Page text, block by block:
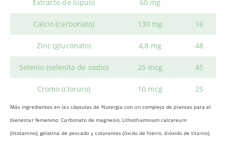
Extracto de lúpulo 60 mg
Calcio (carbonato) 130 mg 16
Zinc (gluconato) 4,8 mg 48
Selenio (selenita de sodio) 25 mcg 45
Cromo (cloruro) 10 mcg 25
Más ingredientes en las cápsulas de Nutergia con un complejo de plantas para el
bienestar femenino: Carbonato de magnesio, Lithothamnium calcareum
(litotamno), gelatina de pescado y colorantes (óxido de hierro, dióxido de titanio).